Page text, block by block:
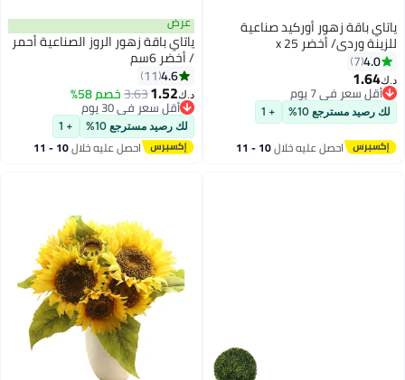
ياتاي باقة زهور أوركيد صناعية
للزينة وردي/ أخضر 25 x
20Ø³Ù†ØªÙŠÙ…ØªØ±
4.0
7
د.ك‏1.64
أقل سعر في 7 يوم
أقل سعر في 7 يوم
لك رصيد مسترجع 10% + 1
احصل عليه خلال 10 - 11
عرض
ياتاي باقة زهور الروز الصناعية أحمر
/ أخضر 6سم
4.6
11
د.ك‏1.52
3.63خصم 58%
أقل سعر في 30 يوم
أقل سعر في 30 يوم
لك رصيد مسترجع 10% + 1
احصل عليه خلال 10 - 11